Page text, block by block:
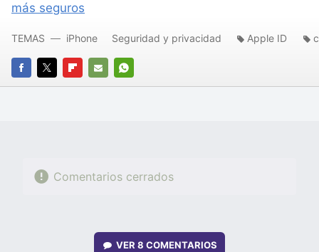
más seguros
FACEBOOK
TWITTERFLIPBOARD
E-
WHATSAPP
TEMAS iPhone Seguridad y privacidad Apple ID
Comentarios cerrados
VER 8 COMENTARIOS